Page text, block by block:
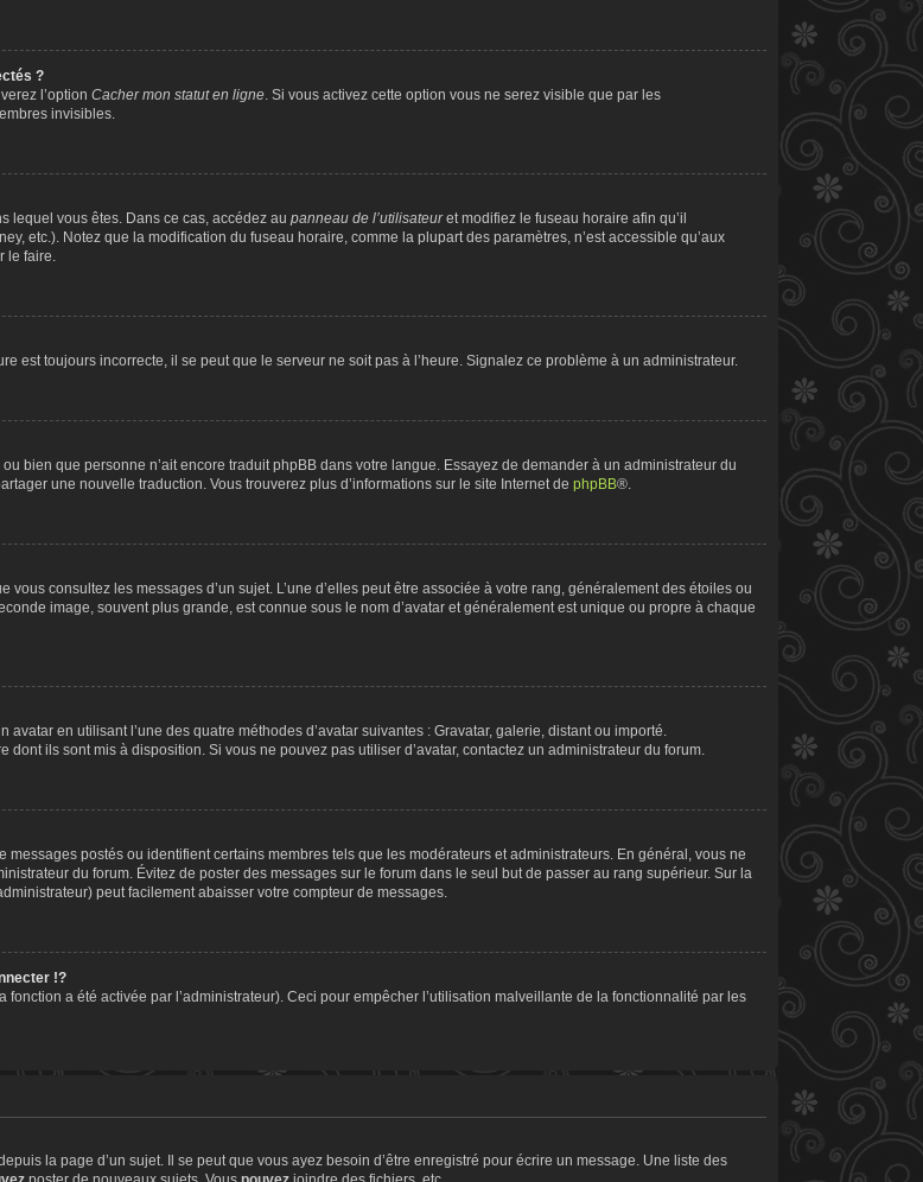
?
l’option Cacher mon statut en ligne. Si vous activez cette option vous ne serez visible que par les
invisibles.
lequel vous êtes. Dans ce cas, accédez au panneau de l’utilisateuret modifiez le fuseau horaire afin qu’il
etc.). Notez que la modification du fuseau horaire, comme la plupart des paramètres, n’est accessible qu’aux
le faire.
est toujours incorrecte, il se peut que le serveur ne soit pas à l’heure. Signalez ce problème à un administrateur.
bien que personne n’ait encore traduit phpBB dans votre langue. Essayez de demander à un administrateur du
une nouvelle traduction. Vous trouverez plus d’informations sur le site Internet de phpBB®.
vous consultez les messages d’un sujet. L’une d’elles peut être associée à votre rang, généralement des étoiles ou
image, souvent plus grande, est connue sous le nom d’avatar et généralement est unique ou propre à chaque
en utilisant l’une des quatre méthodes d’avatar suivantes : Gravatar, galerie, distant ou importé.
ils sont mis à disposition. Si vous ne pouvez pas utiliser d’avatar, contactez un administrateur du forum.
postés ou identifient certains membres tels que les modérateurs et administrateurs. En général, vous ne
du forum. Évitez de poster des messages sur le forum dans le seul but de passer au rang supérieur. Sur la
peut facilement abaisser votre compteur de messages.
!?
a été activée par l’administrateur). Ceci pour empêcher l’utilisation malveillante de la fonctionnalité par les
la page d’un sujet. Il se peut que vous ayez besoin d’être enregistré pour écrire un message. Une liste des